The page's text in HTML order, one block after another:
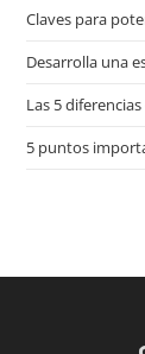
Claves para
Desarrolla una
Las 5
5 puntos